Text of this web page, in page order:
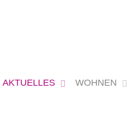
AKTUELLES WOHNEN